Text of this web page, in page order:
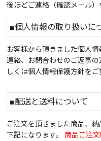
後ほどご連絡（確認メール）
■個人情報の取り扱いに
お客様から頂きました個人
連絡、お問合わせのご返事
しくは個人情報保護方針をご
■配送と送料について
ご注文を頂きました商品、
下記になります。 商品ご注